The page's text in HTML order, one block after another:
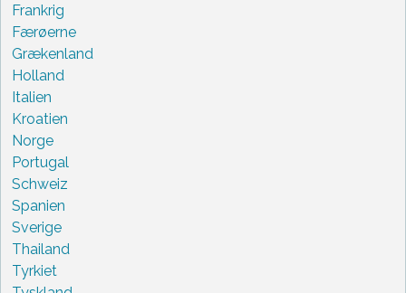
Frankrig
Færøerne
Grækenland
Holland
Italien
Kroatien
Norge
Portugal
Schweiz
Spanien
Sverige
Thailand
Tyrkiet